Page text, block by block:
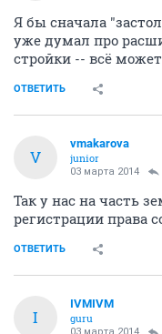
Я бы сначала
уже думал про
стройки -- всё
ОТВЕТИТЬ
V
vmakarova
junior
03 марта 2014
Так у нас на часть
регистрации права
ОТВЕТИТЬ
I
IVMIVM
guru
03 марта 2014